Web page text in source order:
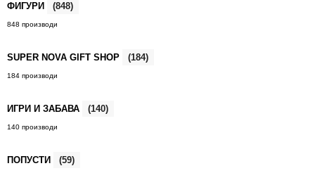
ФИГУРИ (848)
848 производи
SUPER NOVA GIFT SHOP (184)
184 производи
ИГРИ И ЗАБАВА (140)
140 производи
ПОПУСТИ (59)